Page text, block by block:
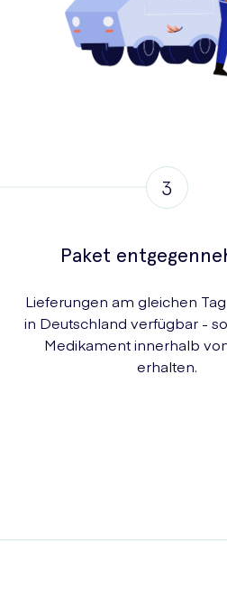
Paket
Lieferungen am gleichen
in Deutschland verfügbar -
Medikament innerhalb
erhalten.